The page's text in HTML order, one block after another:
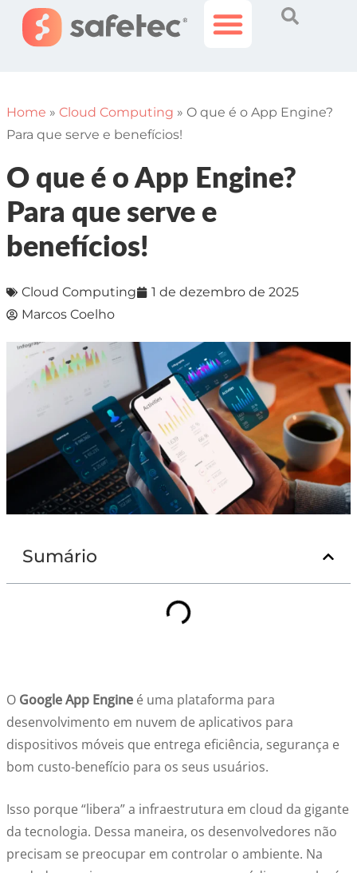
Home » Cloud Computing » O que é o App Engine?
Para que serve e benefícios!
O que é o App Engine?
Para que serve e
benefícios!
Cloud Computing
1 de dezembro de 2025
Marcos Coelho
Sumário
O Google App Engine é uma plataforma para
desenvolvimento em nuvem de aplicativos para
dispositivos móveis que entrega eficiência, segurança e
bom custo-benefício para os seus usuários.
Isso porque “libera” a infraestrutura em cloud da gigante
da tecnologia. Dessa maneira, os desenvolvedores não
precisam se preocupar em controlar o ambiente. Na